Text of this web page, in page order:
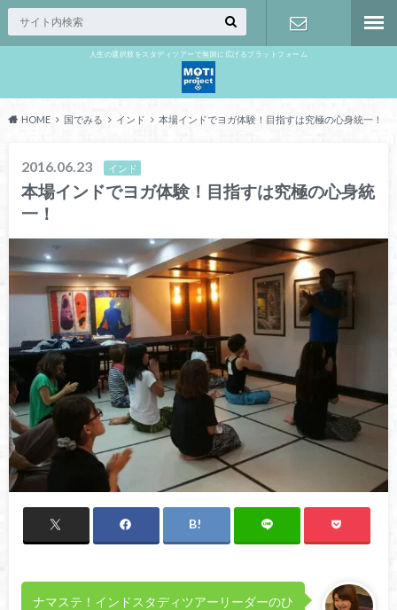
人生の選択肢をスタディツアーで無限に広げるプラットフォーム
HOME 国でみる インド 本場インドでヨガ体験！目指すは究極の心身統一！
2016.06.23 インド
本場インドでヨガ体験！目指すは究極の心身統
一！
ナマステ！インドスタディツアーリーダーのひ